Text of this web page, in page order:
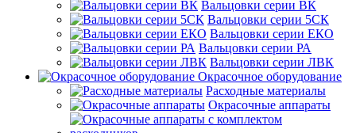
Вальцовки серии ВК
Вальцовки серии 5СК
Вальцовки серии ЕКО
Вальцовки серии РА
Вальцовки серии ЛВК
Окрасочное оборудование
Расходные материалы
Окрасочные аппараты